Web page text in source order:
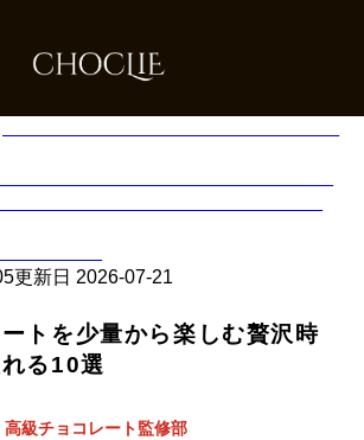
更新日 2026-07-21
トを少量から楽しむ贅沢時
る10選
級チョコレート監修部